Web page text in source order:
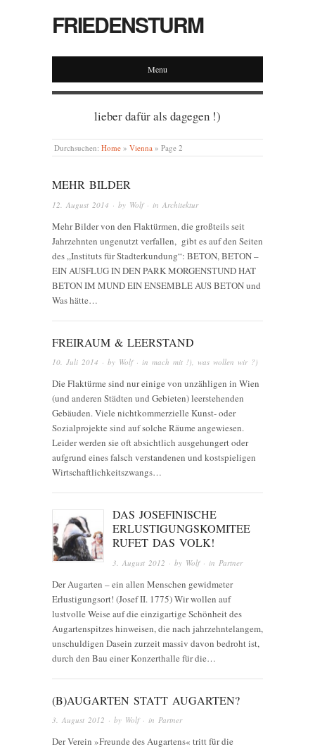
FRIEDENSTURM
Menu
lieber dafür als dagegen !)
Durchsuchen: Home » Vienna » Page 2
MEHR BILDER
12. August 2014 · by Wolf· in Architektur
Mehr Bilder von den Flaktürmen, die großteils seit
Jahrzehnten ungenutzt verfallen, gibt es auf den Seiten
des „Instituts für Stadterkundung“: BETON, BETON –
EIN AUSFLUG IN DEN PARK MORGENSTUND HAT
BETON IM MUND EIN ENSEMBLE AUS BETON und
Was hätte…
FREIRAUM & LEERSTAND
10. Juli 2014 · by Wolf· in mach mit !), was wollen wir ?)
Die Flaktürme sind nur einige von unzähligen in Wien
(und anderen Städten und Gebieten) leerstehenden
Gebäuden. Viele nichtkommerzielle Kunst- oder
Sozialprojekte sind auf solche Räume angewiesen.
Leider werden sie oft absichtlich ausgehungert oder
aufgrund eines falsch verstandenen und kostspieligen
Wirtschaftlichkeitszwangs…
DAS JOSEFINISCHE
ERLUSTIGUNGSKOMITEE
RUFET DAS VOLK!
3. August 2012 · by Wolf· in Partner
Der Augarten – ein allen Menschen gewidmeter
Erlustigungsort! (Josef II. 1775) Wir wollen auf
lustvolle Weise auf die einzigartige Schönheit des
Augartenspitzes hinweisen, die nach jahrzehntelangem,
unschuldigen Dasein zurzeit massiv davon bedroht ist,
durch den Bau einer Konzerthalle für die…
(B)AUGARTEN STATT AUGARTEN?
3. August 2012 · by Wolf· in Partner
Der Verein »Freunde des Augartens« tritt für die